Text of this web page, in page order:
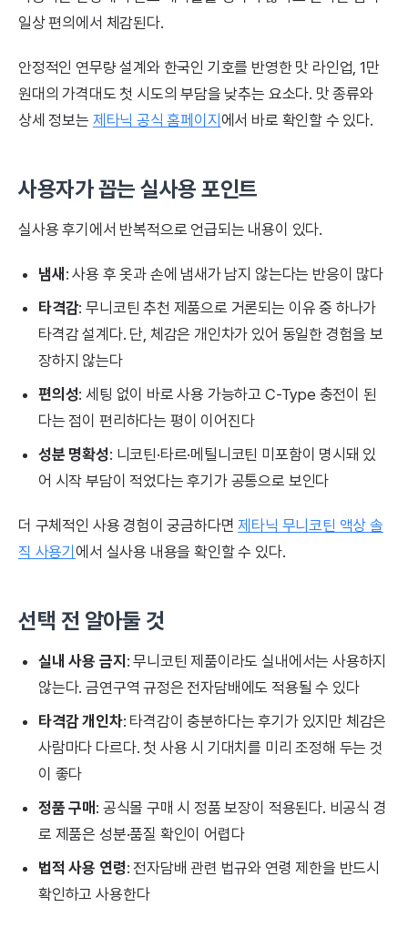
일상 편의에서 체감된다.
안정적인 연무량 설계와 한국인 기호를 반영한 맛 라인업, 1만
원대의 가격대도 첫 시도의 부담을 낮추는 요소다. 맛 종류와
상세 정보는 제타닉 공식 홈페이지에서 바로 확인할 수 있다.
사용자가 꼽는 실사용 포인트
실사용 후기에서 반복적으로 언급되는 내용이 있다.
냄새 : 사용 후 옷과 손에 냄새가 남지 않는다는 반응이 많다
타격감: 무니코틴 추천 제품으로 거론되는 이유 중 하나가
타격감 설계다. 단, 체감은 개인차가 있어 동일한 경험을 보
장하지 않는다
편의성: 세팅 없이 바로 사용 가능하고 C-Type 충전이 된
다는 점이 편리하다는 평이 이어진다
성분 명확성: 니코틴·타르·메틸니코틴 미포함이 명시돼 있
어 시작 부담이 적었다는 후기가 공통으로 보인다
더 구체적인 사용 경험이 궁금하다면제타닉 무니코틴 액상 솔
직 사용기에서 실사용 내용을 확인할 수 있다.
선택 전 알아둘 것
실내 사용 금지 : 무니코틴 제품이라도 실내에서는 사용하지
않는다. 금연구역 규정은 전자담배에도 적용될 수 있다
타격감 개인차: 타격감이 충분하다는 후기가 있지만 체감은
사람마다 다르다. 첫 사용 시 기대치를 미리 조정해 두는 것
이 좋다
정품 구매 : 공식몰 구매 시 정품 보장이 적용된다. 비공식 경
로 제품은 성분·품질 확인이 어렵다
법적 사용 연령: 전자담배 관련 법규와 연령 제한을 반드시
확인하고 사용한다